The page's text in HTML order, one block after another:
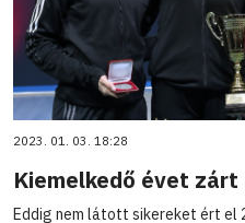
2023. 01. 03. 18:28
Kiemelkedő évet zárt
Eddig nem látott sikereket ért el